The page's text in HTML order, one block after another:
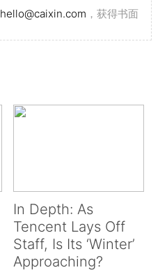
hello@caixin.com ，获得书面
In Depth: As
Tencent Lays Off
Staff, Is Its ‘Winter’
Approaching?